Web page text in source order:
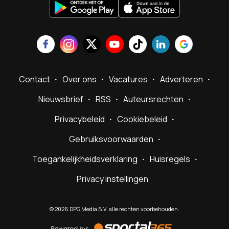
Contact Over ons Vacatures
Adverteren
Nieuwsbrief
RSS
Auteursrechten
Privacybeleid
Cookiebeleid
Gebruiksvoorwaarden
Toegankelijkheidsverklaring
Huisregels
Privacy instellingen
©2026 DPG Media B.V. alle rechten voorbehouden.
by